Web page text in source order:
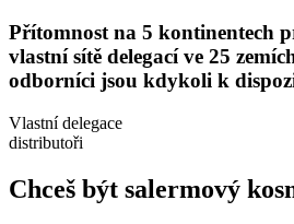
Přítomnost na 5 kontinentech
vlastní sítě delegací ve 25
odborníci jsou kdykoli k
Vlastní delegace
distributoři
Chceš být salermový